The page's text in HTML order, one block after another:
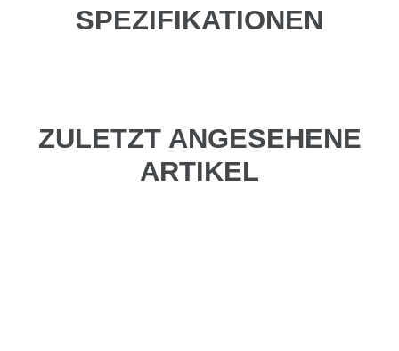
SPEZIFIKATIONEN
ZULETZT ANGESEHENE
ARTIKEL